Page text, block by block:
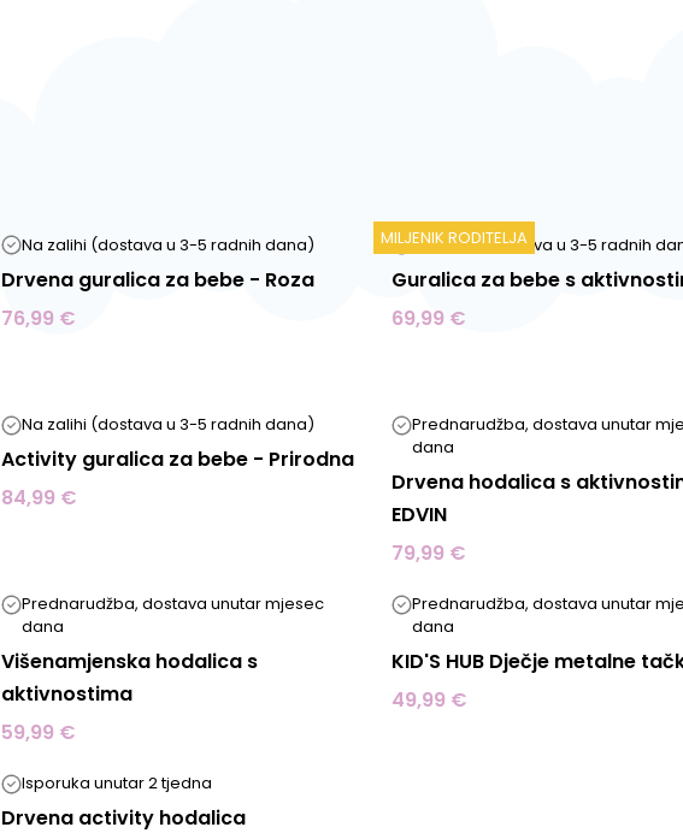
Guralice u obliku vozila (kamioni, automobili)
Hodalice s motivima životinja (slon, ostali dizajni)
od
certificirane su prema standardima
guralicu od prirodnog drva!
Na zalihi (dostava u 3-5 radnih dana)
Drvena guralica za bebe - Roza
76,99 €
MILJENIK RODITELJA
Na zalihi (dostava u 3-5 radnih
Guralica za bebe s
69,99 €
Na zalihi (dostava u 3-5 radnih dana)
Activity guralica za bebe - Prirodna
84,99 €
Prednarudžba, dostava unutar
dana
Drvena hodalica s
EDVIN
79,99 €
Prednarudžba, dostava unutar mjesec
dana
Višenamjenska hodalica s
aktivnostima
59,99 €
Prednarudžba, dostava unutar
dana
KID'S HUB Dječje metalne
49,99 €
Isporuka unutar 2 tjedna
Drvena activity hodalica